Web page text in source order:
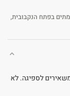
בפתח הנקבובית,
לספיגה. לא